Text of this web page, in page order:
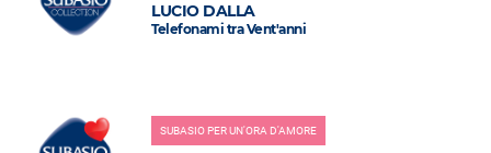
LUCIO DALLA
Telefonami tra Vent'anni
SUBASIO PER UN'ORA D'AMORE